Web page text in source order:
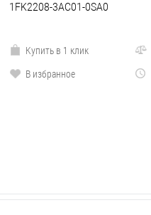
1FK2208-3AC01-0SA0
Купить в 1 клик
В избранное